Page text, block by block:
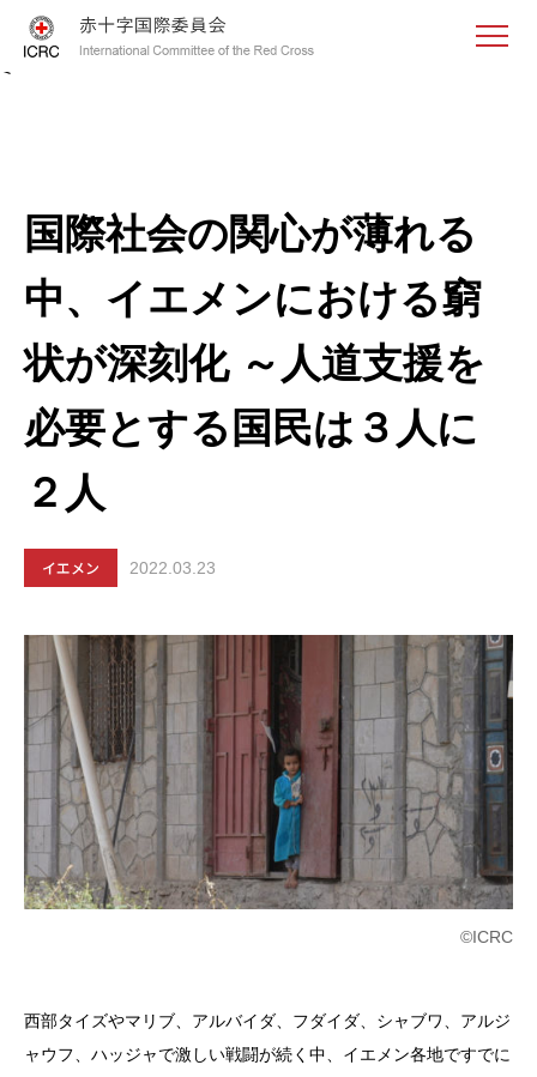
<
国際社会の関心が薄れる
中、イエメンにおける窮
状が深刻化 ～人道支援を
必要とする国民は３人に
２人
イエメン 2022.03.23
©ICRC
西部タイズやマリブ、アルバイダ、フダイダ、シャブワ、アルジ
ャウフ、ハッジャで激しい戦闘が続く中、イエメン各地ですでに